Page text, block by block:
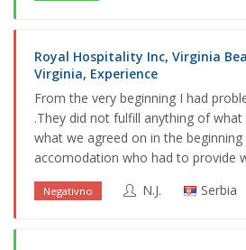
Royal Hospitality Inc, Virginia
Virginia, Experience
From the very beginning I had
.They did not fulfill anything of
what we agreed on in the
accomodation who had to provide
Negativno N.J. Serbia